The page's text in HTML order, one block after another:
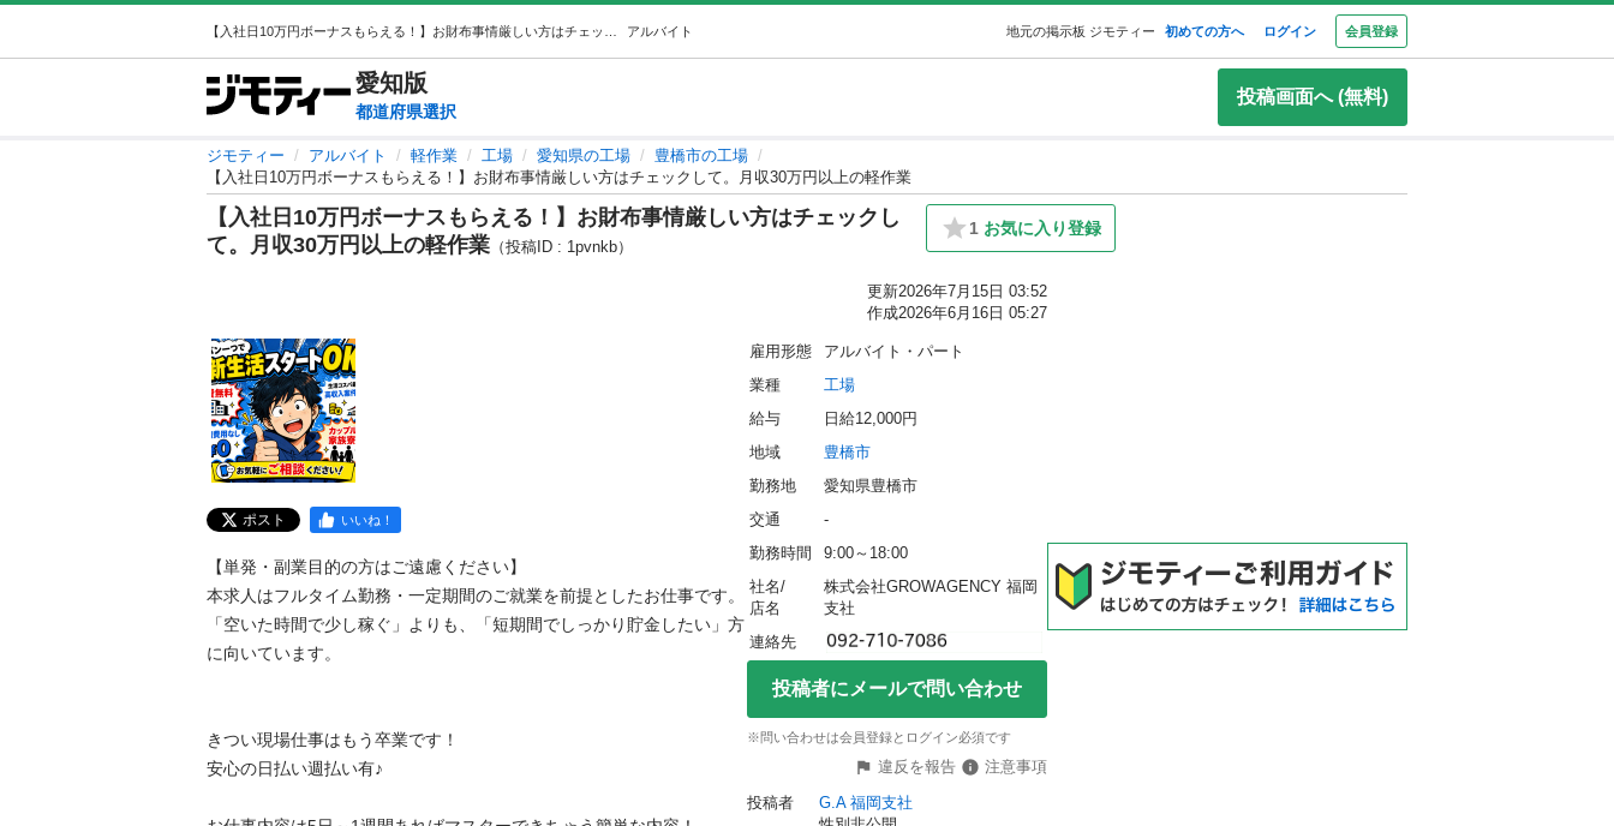
アルバイト 地元の掲示板 ジモティー 初めての方へ ログイン 会員登録
愛知版
都道府県選択
投稿画面へ (無料)
ジモティー アルバイト 軽作業 工場 愛知県の工場
豊橋市の工場
【入社日10万円ボーナスもらえる！】お財布事情厳しい方はチェックして。月収30万円以上の軽作業
【入社日10万円ボーナスもらえる！】お財布事情厳しい方はチェックし
て。月収30万円以上の軽作業 （投稿ID : 1pvnkb）
1 お気に入り登録
更新2026年7月15日 03:52
作成2026年6月16日 05:27
ポスト いいね！
【単発・副業目的の方はご遠慮ください】
本求人はフルタイム勤務・一定期間のご就業を前提としたお仕事です。
「空いた時間で少し稼ぐ」よりも、「短期間でしっかり貯金したい」方
に向いています。
きつい現場仕事はもう卒業です！
安心の日払い週払い有♪
雇用形態
アルバイト・パート
業種
工場
給与
日給12,000円
地域
豊橋市
勤務地
愛知県豊橋市
交通
-
勤務時間
9:00～18:00
社名/
店名
株式会社GROWAGENCY 福岡
支社
連絡先
投稿者にメールで問い合わせ
※問い合わせは会員登録とログイン必須です
違反を報告
注意事項
投稿者
G.A 福岡支社